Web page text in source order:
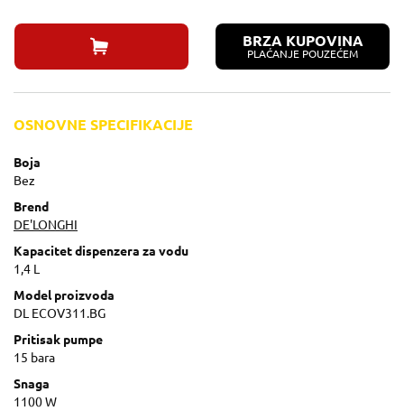
BRZA KUPOVINA
PLAĆANJE POUZEĆEM
OSNOVNE SPECIFIKACIJE
Boja
Bez
Brend
DE'LONGHI
Kapacitet dispenzera za vodu
1,4 L
Model proizvoda
DL ECOV311.BG
Pritisak pumpe
15 bara
Snaga
1100 W